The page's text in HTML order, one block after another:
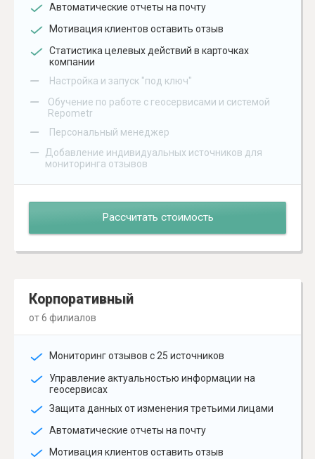
Автоматические отчеты на почту
Мотивация клиентов оставить отзыв
Статистика целевых действий в карточках
компании
– Настройка и запуск "под ключ"
–
Обучение по работе с геосервисами и системой
Repometr
– Персональный менеджер
–
Добавление индивидуальных источников для
мониторинга отзывов
Рассчитать стоимость
Корпоративный
от 6 филиалов
Мониторинг отзывов с 25 источников
Управление актуальностью информации на
геосервисах
Защита данных от изменения третьими лицами
Автоматические отчеты на почту
Мотивация клиентов оставить отзыв